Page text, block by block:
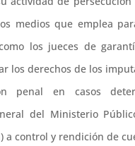
medios que emplea
los jueces de
los derechos de los
penal en casos
del Ministerio
a control y rendición de